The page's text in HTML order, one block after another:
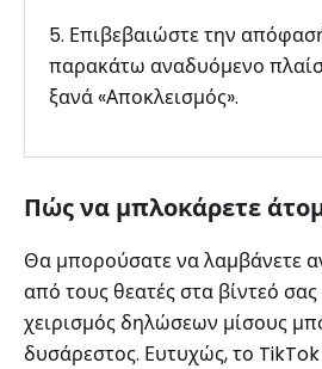
5. Επιβεβαιώστε την
παρακάτω αναδυόμενο
ξανά «Αποκλεισμός».
Πώς να μπλοκάρετε
Θα μπορούσατε να λαμβάνετε
από τους θεατές στα βίντεό
χειρισμός δηλώσεων μίσους
δυσάρεστος. Ευτυχώς, το TikTok